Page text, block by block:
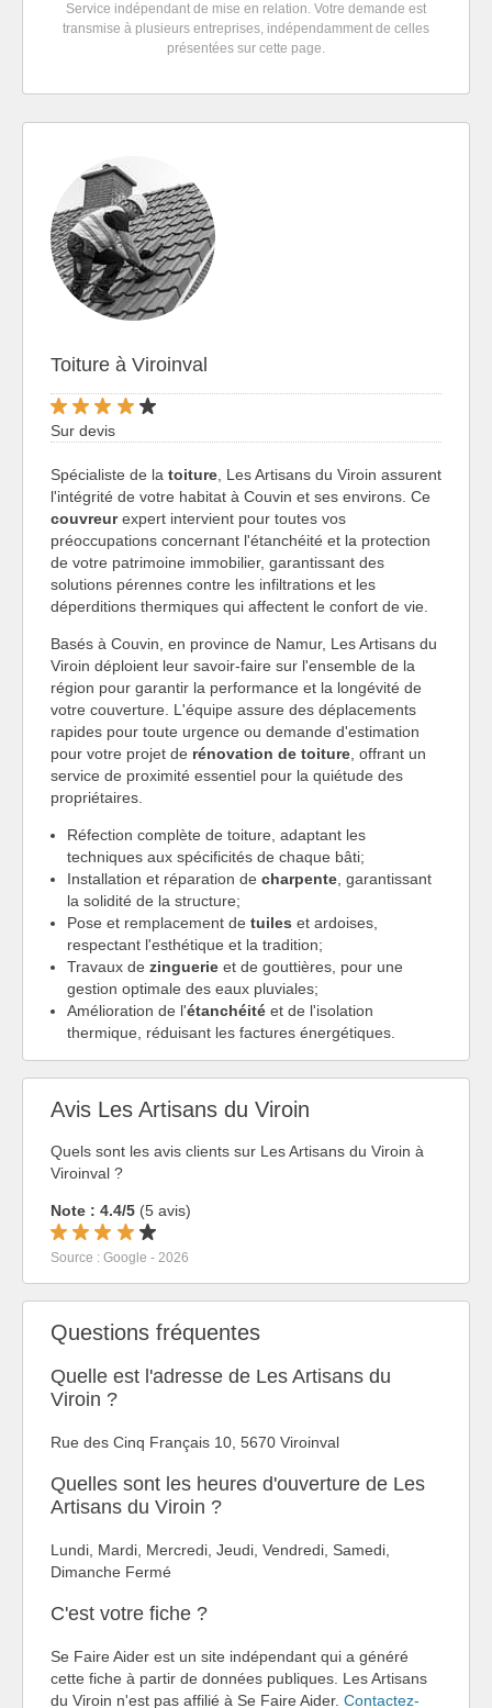
Service indépendant de mise en relation. Votre demande est
transmise à plusieurs entreprises, indépendamment de celles
présentées sur cette page.
Toiture à Viroinval
Sur devis
Spécialiste de la toiture , Les Artisans du Viroin assurent
l'intégrité de votre habitat à Couvin et ses environs. Ce
couvreurexpert intervient pour toutes vos
préoccupations concernant l'étanchéité et la protection
de votre patrimoine immobilier, garantissant des
solutions pérennes contre les infiltrations et les
déperditions thermiques qui affectent le confort de vie.
Basés à Couvin, en province de Namur, Les Artisans du
Viroin déploient leur savoir-faire sur l'ensemble de la
région pour garantir la performance et la longévité de
votre couverture. L'équipe assure des déplacements
rapides pour toute urgence ou demande d'estimation
pour votre projet de rénovation de toiture , offrant un
service de proximité essentiel pour la quiétude des
propriétaires.
Réfection complète de toiture, adaptant les
techniques aux spécificités de chaque bâti;
Installation et réparation de charpente , garantissant
la solidité de la structure;
Pose et remplacement de tuiles et ardoises,
respectant l'esthétique et la tradition;
Travaux de zinguerie et de gouttières, pour une
gestion optimale des eaux pluviales;
Amélioration de l'étanchéité et de l'isolation
thermique, réduisant les factures énergétiques.
Avis Les Artisans du Viroin
Quels sont les avis clients sur Les Artisans du Viroin à
Viroinval ?
Note : 4.4/5 (5 avis)
Source : Google - 2026
Questions fréquentes
Quelle est l'adresse de Les Artisans du
Viroin ?
Rue des Cinq Français 10, 5670 Viroinval
Quelles sont les heures d'ouverture de Les
Artisans du Viroin ?
Lundi, Mardi, Mercredi, Jeudi, Vendredi, Samedi,
Dimanche Fermé
C'est votre fiche ?
Se Faire Aider est un site indépendant qui a généré
cette fiche à partir de données publiques. Les Artisans
du Viroin n'est pas affilié à Se Faire Aider. Contactez-